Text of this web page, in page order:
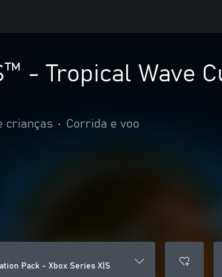
- Tropical Wave
crianças • Corrida e voo
Pack - Xbox Series X|S